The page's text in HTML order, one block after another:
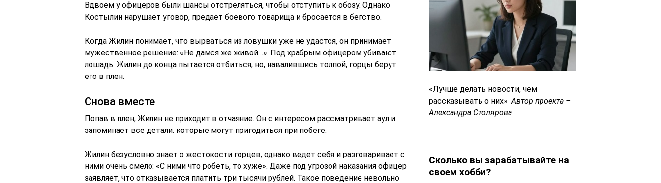
Вдвоем у офицеров были шансы отстреляться, чтобы отступить к обозу. Однако
Костылин нарушает уговор, предает боевого товарища и бросается в бегство.
Когда Жилин понимает, что вырваться из ловушки уже не удастся, он принимает
мужественное решение: «Не дамся же живой…». Под храбрым офицером убивают
лошадь. Жилин до конца пытается отбиться, но, навалившись толпой, горцы берут
его в плен.
Снова вместе
Попав в плен, Жилин не приходит в отчаяние. Он с интересом рассматривает аул и
запоминает все детали. которые могут пригодиться при побеге.
Жилин безусловно знает о жестокости горцев, однако ведет себя и разговаривает с
ними очень смело: «С ними что робеть, то хуже». Даже под угрозой наказания офицер
заявляет, что отказывается платить три тысячи рублей. Такое поведение невольно
«Лучше делать новости, чем
рассказывать о них»Автор проекта –
Александра Столярова
Сколько вы зарабатывайте на
своем хобби?